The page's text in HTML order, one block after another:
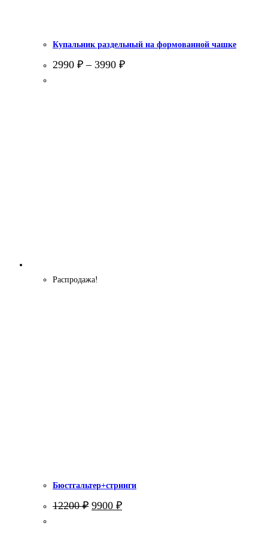
Купальник раздельный на формованной чашке
2990 ₽ – 3990 ₽
Распродажа!
Бюстгальтер+стринги
12200₽ Первоначальная
цена
9900 ₽Текущая
цена: